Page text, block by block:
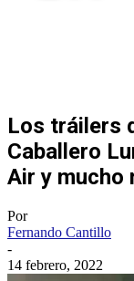
Los tráilers
Caballero
Air y mucho
Por
Fernando Cantillo
-
14 febrero, 2022